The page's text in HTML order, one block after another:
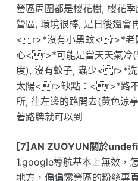
營區周圍都是櫻花樹, 櫻花
營區, 環境很棒, 是日後還會
<r>*沒有小黑蚊<r>*老
心<r>*可能是當天天氣冷(
度), 沒有蚊子, 蟲少<r>*
太陽<r>缺點：<r>*路不
所, 往左邊的路開去(黃色
著路牌就可以到
[7]AN ZUOYUN關於
1.google導航基本上無效，
地方，偏偏露營區的粉絲專